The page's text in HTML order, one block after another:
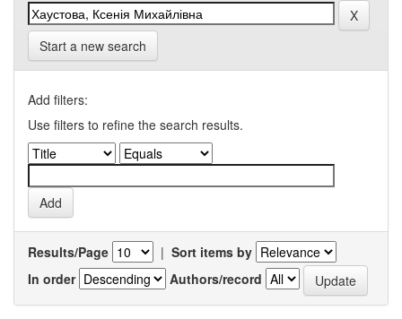
Start a new search
Add filters:
Use filters to refine the search results.
Results/Page | Sort items by
In order
Authors/record